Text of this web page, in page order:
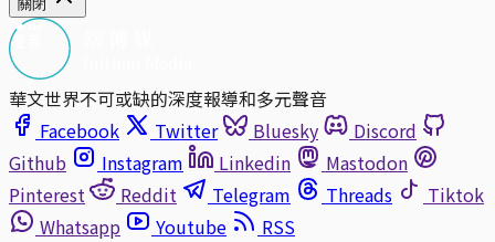
關閉
華文世界不可或缺的深度報導和多元聲音
Facebook
Twitter Bluesky
Discord
Github
Instagram Linkedin
Mastodon
Pinterest
Reddit Telegram Threads
Tiktok
Whatsapp
Youtube
RSS